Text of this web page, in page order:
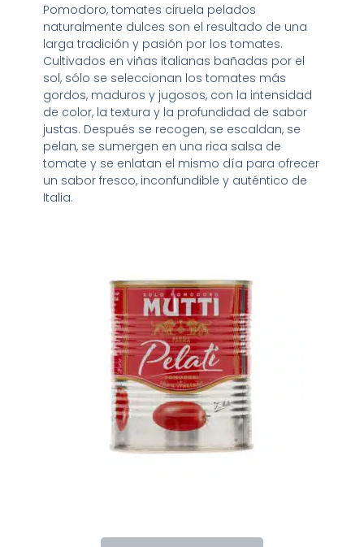
Pomodoro, tomates ciruela pelados
naturalmente dulces son el resultado de una
larga tradición y pasión por los tomates.
Cultivados en viñas italianas bañadas por el
sol, sólo se seleccionan los tomates más
gordos, maduros y jugosos, con la intensidad
de color, la textura y la profundidad de sabor
justas. Después se recogen, se escaldan, se
pelan, se sumergen en una rica salsa de
tomate y se enlatan el mismo día para ofrecer
un sabor fresco, inconfundible y auténtico de
Italia.